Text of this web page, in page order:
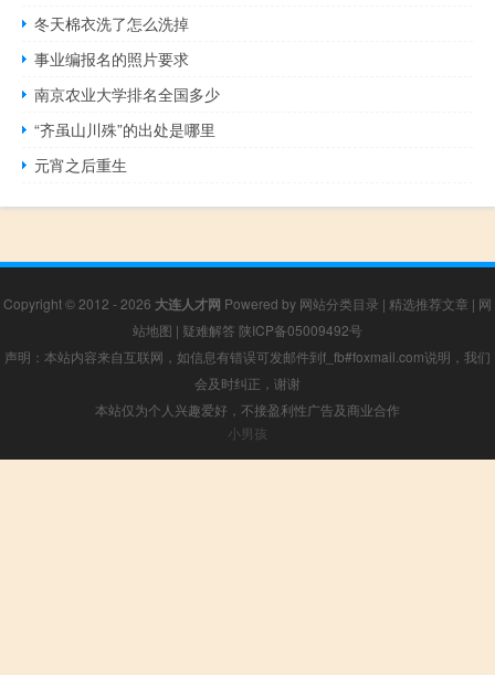
冬天棉衣洗了怎么洗掉
事业编报名的照片要求
南京农业大学排名全国多少
“齐虽山川殊”的出处是哪里
元宵之后重生
Copyright © 2012 - 2026 大连人才网 Powered by 网站分类目录 | 精选推荐文章 | 网
站地图 | 疑难解答 陕ICP备05009492号
声明：本站内容来自互联网，如信息有错误可发邮件到f_fb#foxmail.com说明，我们
会及时纠正，谢谢
本站仅为个人兴趣爱好，不接盈利性广告及商业合作
小男孩